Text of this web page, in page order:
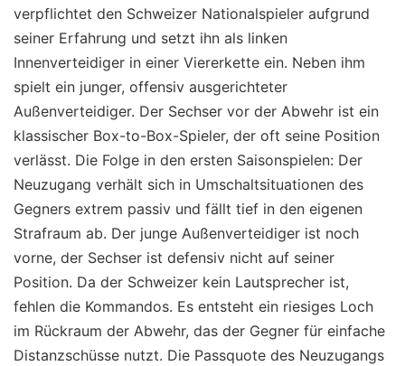
verpflichtet den Schweizer Nationalspieler aufgrund
seiner Erfahrung und setzt ihn als linken
Innenverteidiger in einer Viererkette ein. Neben ihm
spielt ein junger, offensiv ausgerichteter
Außenverteidiger. Der Sechser vor der Abwehr ist ein
klassischer Box-to-Box-Spieler, der oft seine Position
verlässt. Die Folge in den ersten Saisonspielen: Der
Neuzugang verhält sich in Umschaltsituationen des
Gegners extrem passiv und fällt tief in den eigenen
Strafraum ab. Der junge Außenverteidiger ist noch
vorne, der Sechser ist defensiv nicht auf seiner
Position. Da der Schweizer kein Lautsprecher ist,
fehlen die Kommandos. Es entsteht ein riesiges Loch
im Rückraum der Abwehr, das der Gegner für einfache
Distanzschüsse nutzt. Die Passquote des Neuzugangs